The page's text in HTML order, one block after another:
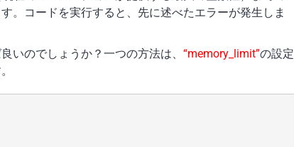
。コードを実行すると、先に述べたエラーが発生しま
いのでしょうか？一つの方法は、 “memory_limit”の設定